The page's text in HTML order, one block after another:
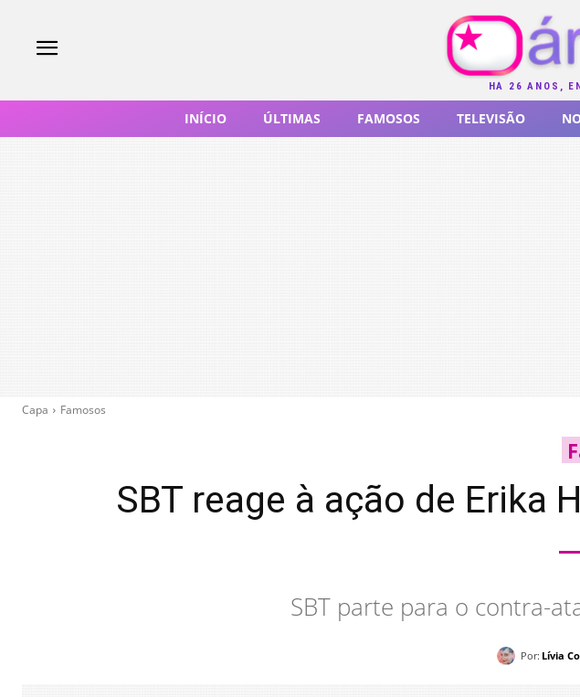
HÁ 26 ANOS,
INÍCIO ÚLTIMAS FAMOSOS TELEVISÃO
Capa Famosos
SBT reage à ação de Erika
SBT parte para o contra-
Por: Lívia